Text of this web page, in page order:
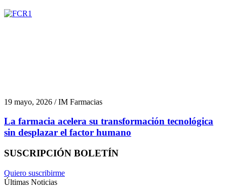
19 mayo, 2026 / IM Farmacias
La farmacia acelera su transformación tecnológica
sin desplazar el factor humano
SUSCRIPCIÓN BOLETÍN
Quiero suscribirme
Últimas Noticias